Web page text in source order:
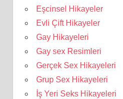
Eşcinsel Hikayeler
Evli Çift Hikayeler
Gay Hikayeleri
Gay sex Resimleri
Gerçek Sex Hikayeleri
Grup Sex Hikayeleri
İş Yeri Seks Hikayeleri